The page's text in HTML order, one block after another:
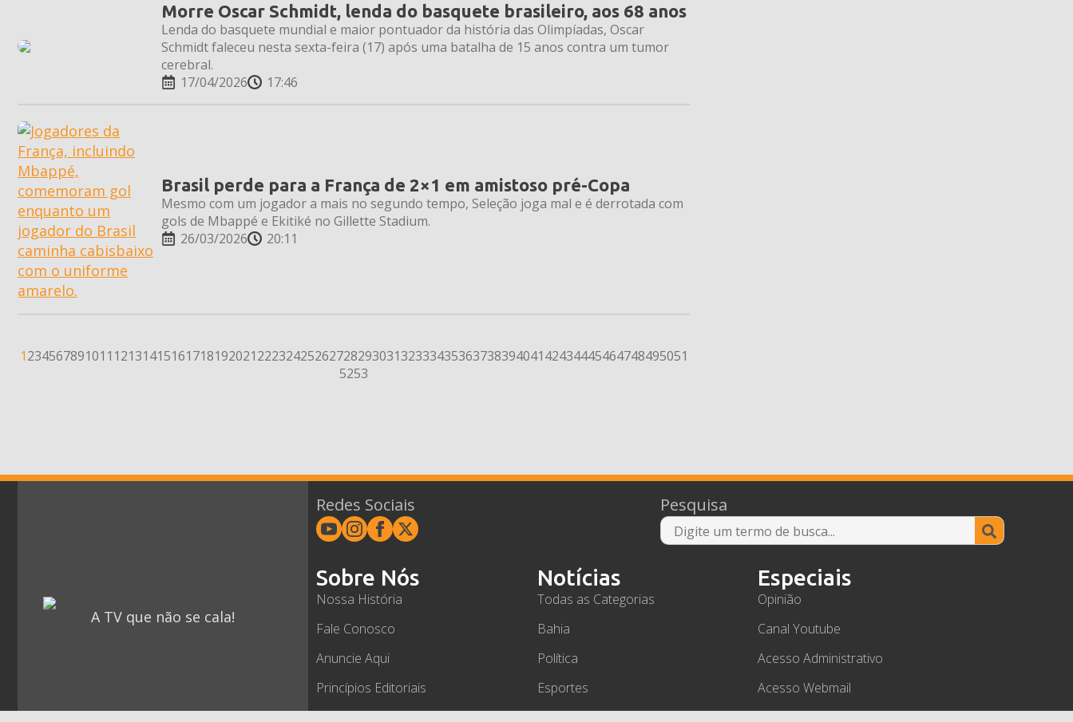
Morre Oscar Schmidt, lenda do basquete brasileiro, aos 68 anos
Lenda do basquete mundial e maior pontuador da história das Olimpíadas, Oscar
Schmidt faleceu nesta sexta-feira (17) após uma batalha de 15 anos contra um tumor
cerebral.
17/04/2026
17:46
Brasil perde para a França de 2×1 em amistoso pré-Copa
Mesmo com um jogador a mais no segundo tempo, Seleção joga mal e é derrotada com
gols de Mbappé e Ekitiké no Gillette Stadium.
26/03/2026
20:11
1234567891011 12131415161718192021222324252627282930313233343536373839404142434445464748495051
5253
A TV que não se cala!
Redes Sociais Pesquisa
Search
for:
Sobre Nós
Nossa História
Fale Conosco
Anuncie Aqui
Princípios Editoriais
Notícias
Todas as Categorias
Bahia
Política
Esportes
Especiais
Opinião
Canal Youtube
Acesso Administrativo
Acesso Webmail